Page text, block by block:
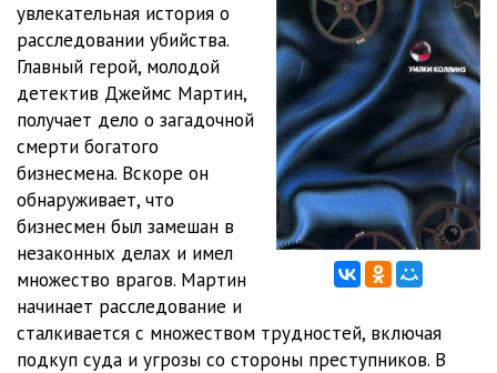
увлекательная история о
расследовании убийства.
Главный герой, молодой
детектив Джеймс Мартин,
получает дело о загадочной
смерти богатого
бизнесмена. Вскоре он
обнаруживает, что
бизнесмен был замешан в
незаконных делах и имел
множество врагов. Мартин
начинает расследование и
сталкивается с множеством трудностей, включая
подкуп суда и угрозы со стороны преступников. В